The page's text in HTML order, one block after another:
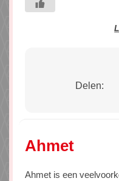
Delen:
Ahmet
Ahmet is een